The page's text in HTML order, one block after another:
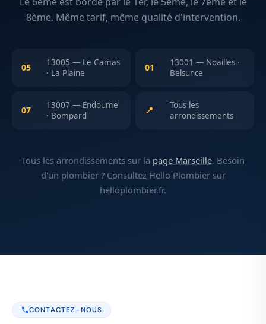
8ème. Même tarif, même qualité d'intervention.
05
13005 — Le Camas
· La Plaine
01
13001 — Noailles ·
Belsunce
07
13007 — Endoume
· Bompard
📍
Tous les
arrondissements
Tous les arrondissements sur la page Marseille. Besoin
d'un plombier ? Consultez Hello Plombier sur
helloplombier.fr.
CONTACTEZ-NOUS